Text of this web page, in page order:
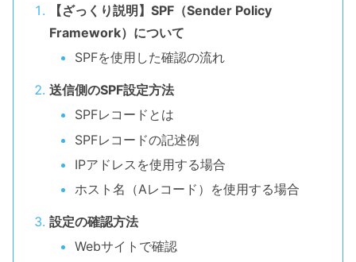
【ざっくり説明】SPF（Sender Policy
Framework）について
SPFを使用した確認の流れ
送信側のSPF設定方法
SPFレコードとは
SPFレコードの記述例
IPアドレスを使用する場合
ホスト名（Aレコード）を使用する場合
設定の確認方法
Webサイトで確認